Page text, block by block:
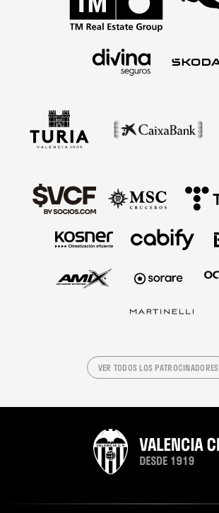
VER TODOS LOS PATROCINADORES